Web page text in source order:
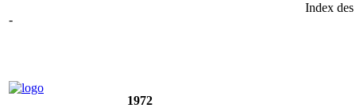
-
Index
1972